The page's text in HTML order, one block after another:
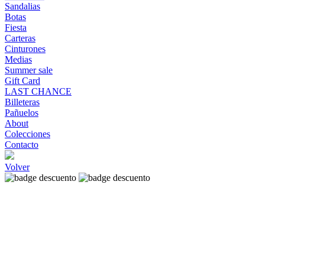
Sandalias
Botas
Fiesta
Carteras
Cinturones
Medias
Summer sale
Gift Card
LAST CHANCE
Billeteras
Pañuelos
About
Colecciones
Contacto
Volver